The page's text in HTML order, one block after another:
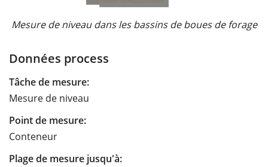
Mesure de niveau dans les bassins de boues de forage
Données process
Tâche de mesure:
Mesure de niveau
Point de mesure:
Conteneur
Plage de mesure jusqu'à: